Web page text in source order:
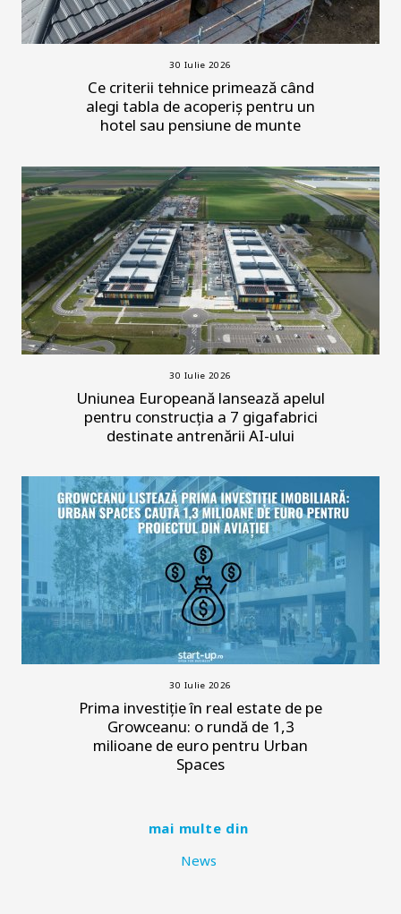
30 Iulie 2026
Ce criterii tehnice primează când
alegi tabla de acoperiș pentru un
hotel sau pensiune de munte
30 Iulie 2026
Uniunea Europeană lansează apelul
pentru construcția a 7 gigafabrici
destinate antrenării AI-ului
30 Iulie 2026
Prima investiție în real estate de pe
Growceanu: o rundă de 1,3
milioane de euro pentru Urban
Spaces
mai multe din
News